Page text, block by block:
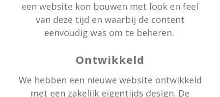
een website kon bouwen met look en feel
van deze tijd en waarbij de content
eenvoudig was om te beheren.
Ontwikkeld
We hebben een nieuwe website ontwikkeld
met een zakelijk eigentijds design. De